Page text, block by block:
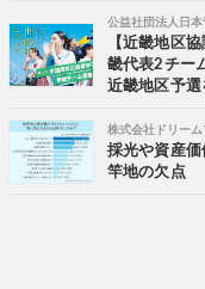
公益社団法人日
【近畿地区
畿代表2チー
近畿地区予
株式会社ドリー
採光や資産
竿地の欠点